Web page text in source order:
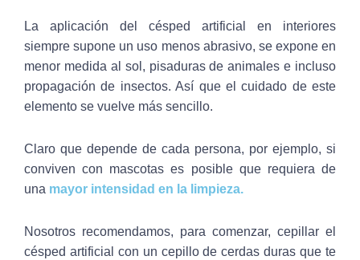
La aplicación del césped artificial en interiores
siempre supone un uso menos abrasivo, se expone en
menor medida al sol, pisaduras de animales e incluso
propagación de insectos. Así que el cuidado de este
elemento se vuelve más sencillo.
Claro que depende de cada persona, por ejemplo, si
conviven con mascotas es posible que requiera de
una mayor intensidad en la limpieza.
Nosotros recomendamos, para comenzar, cepillar el
césped artificial con un cepillo de cerdas duras que te